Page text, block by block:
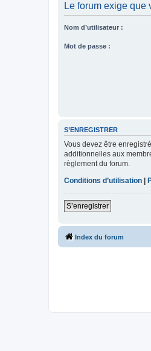
Le forum exige que
Nom d’utilisateur :
Mot de passe :
S’ENREGISTRER
Vous devez être
additionnelles aux
règlement du forum.
Conditions d’utilisation |
S’enregistrer
Index du forum